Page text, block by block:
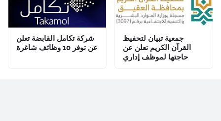
شركة تكامل القابضة تعلن
عن توفر 10 وظائف شاغرة
جمعية تبيان لتحفيظ
القرآن الكريم تعلن عن
حاجتها لموظف إداري